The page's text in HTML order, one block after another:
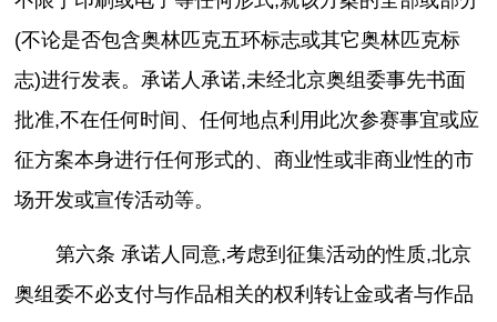
(不论是否包含奥林匹克五环标志或其它奥林匹克标
志)进行发表。承诺人承诺,未经北京奥组委事先书面
批准,不在任何时间、任何地点利用此次参赛事宜或应
征方案本身进行任何形式的、商业性或非商业性的市
场开发或宣传活动等。
第六条 承诺人同意,考虑到征集活动的性质,北京
奥组委不必支付与作品相关的权利转让金或者与作品